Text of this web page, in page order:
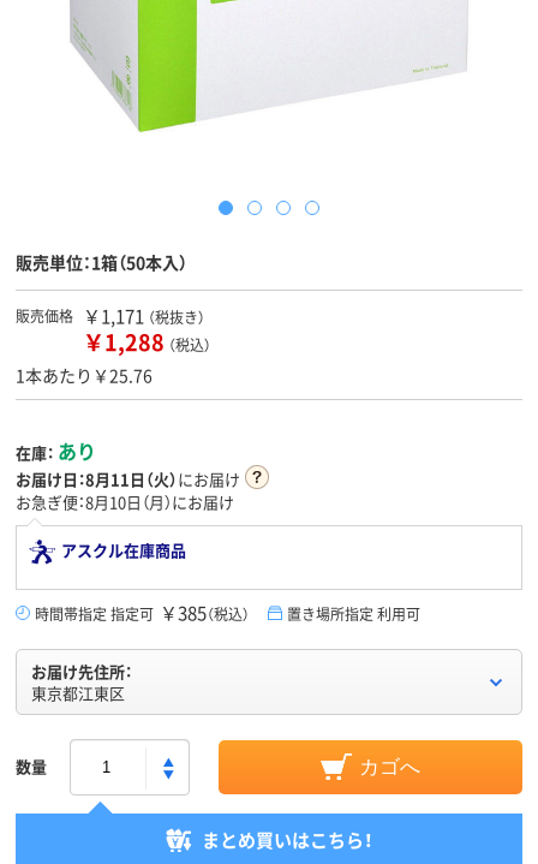
販売単位：1箱（50本入）
販売価格 ￥1,171 （税抜き）
￥1,288 （税込）
1本あたり￥25.76
在庫： あり
お届け日：8月11日（火）にお届け
お急ぎ便：8月10日（月）にお届け
アスクル在庫商品
時間帯指定 指定可 ￥385（税込） 置き場所指定 利用可
お届け先住所：
東京都江東区
数量 カゴへ
まとめ買いはこちら！